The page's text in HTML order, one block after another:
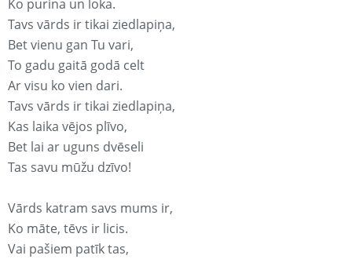
Ko purina un loka.
Tavs vārds ir tikai ziedlapiņa,
Bet vienu gan Tu vari,
To gadu gaitā godā celt
Ar visu ko vien dari.
Tavs vārds ir tikai ziedlapiņa,
Kas laika vējos plīvo,
Bet lai ar uguns dvēseli
Tas savu mūžu dzīvo!
Vārds katram savs mums ir,
Ko māte, tēvs ir licis.
Vai pašiem patīk tas,